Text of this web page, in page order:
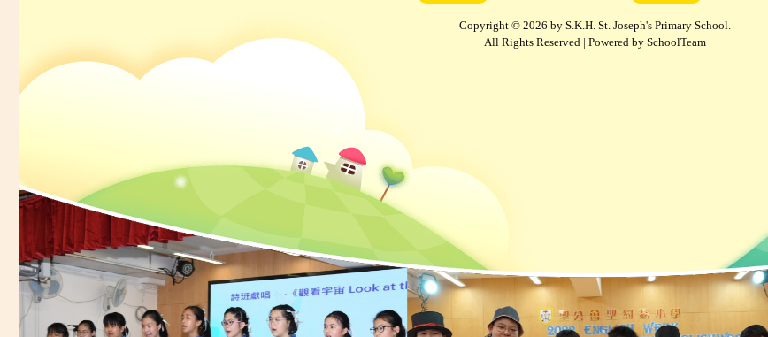
Copyright © 2026 by S.K.H. St. Joseph's Primary School.
All Rights Reserved | Powered by SchoolTeam